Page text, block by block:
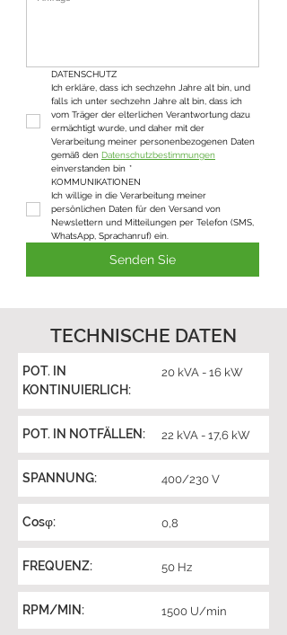
DATENSCHUTZ
Ich erkläre, dass ich sechzehn Jahre alt bin, und
falls ich unter sechzehn Jahre alt bin, dass ich
vom Träger der elterlichen Verantwortung dazu
ermächtigt wurde, und daher mit der
Verarbeitung meiner personenbezogenen Daten
gemäß den Datenschutzbestimmungen
einverstanden bin *
KOMMUNIKATIONEN
Ich willige in die Verarbeitung meiner
persönlichen Daten für den Versand von
Newslettern und Mitteilungen per Telefon (SMS,
WhatsApp, Sprachanruf) ein.
Senden Sie
TECHNISCHE DATEN
POT. IN
KONTINUIERLICH:
20 kVA - 16 kW
POT. IN NOTFÄLLEN: 22 kVA - 17,6 kW
SPANNUNG: 400/230 V
Cosφ: 0,8
FREQUENZ: 50 Hz
RPM/MIN: 1500 U/min